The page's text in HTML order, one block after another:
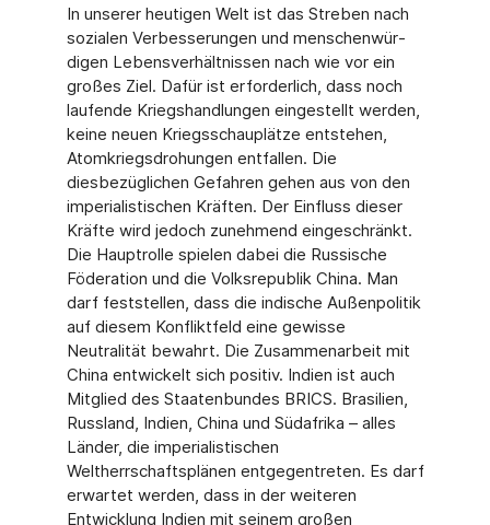
In unserer heutigen Welt ist das Streben nach
sozialen Verbesserungen und menschenwür­
digen Lebensverhältnissen nach wie vor ein
großes Ziel. Dafür ist erforderlich, dass noch
laufende Kriegshandlungen eingestellt werden,
keine neuen Kriegsschauplätze entstehen,
Atomkriegsdrohungen entfallen. Die
diesbezüglichen Gefahren gehen aus von den
imperia­listischen Kräften. Der Einfluss dieser
Kräfte wird jedoch zunehmend eingeschränkt.
Die Hauptrolle spielen dabei die Russische
Föderation und die Volksrepublik China. Man
darf feststellen, dass die indische Außenpolitik
auf diesem Konfliktfeld eine gewisse
Neutralität bewahrt. Die Zusammenarbeit mit
China entwickelt sich positiv. Indien ist auch
Mitglied des Staatenbundes BRICS. Brasilien,
Russland, Indien, China und Südafrika – alles
Länder, die imperialistischen
Weltherrschaftsplänen entgegentreten. Es darf
erwartet werden, dass in der weiteren
Entwicklung Indien mit seinem großen